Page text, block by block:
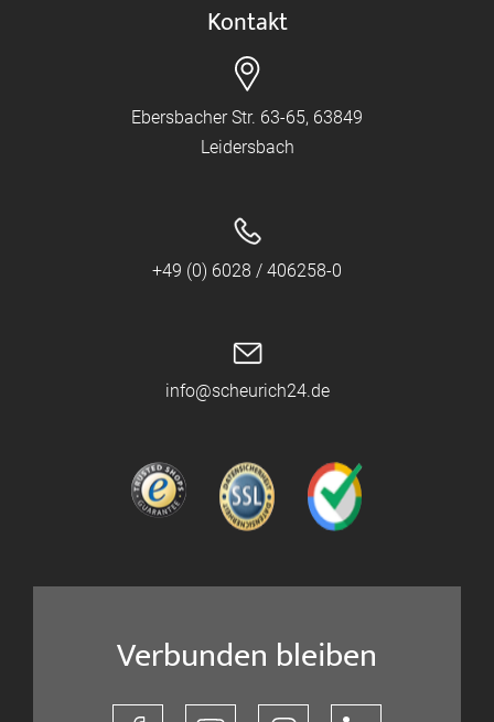
Kontakt
Ebersbacher Str. 63-65, 63849
Leidersbach
+49 (0) 6028 / 406258-0
info@scheurich24.de
Verbunden bleiben